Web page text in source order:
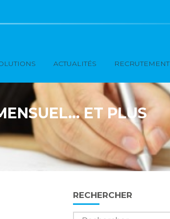
ACTUALITÉS RECRUTEMENT
ET PLUS
Blog
sidebar
RECHERCHER
Rechercher :